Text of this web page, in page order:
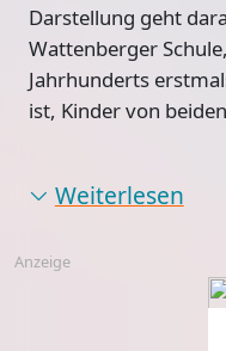
Darstellung geht
Wattenberger
Jahrhunderts
ist, Kinder von
Weiterlesen
Anzeige